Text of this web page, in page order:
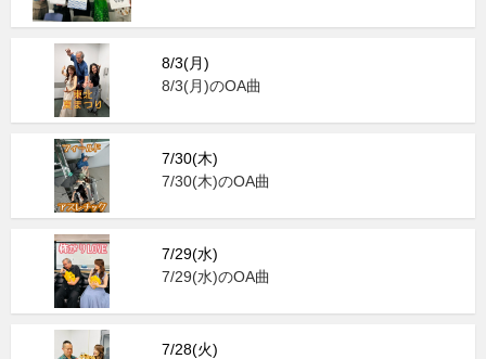
8/3(月)
8/3(月)のOA曲
7/30(木)
7/30(木)のOA曲
7/29(水)
7/29(水)のOA曲
7/28(火)